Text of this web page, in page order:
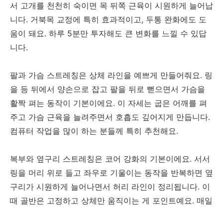
서 고개를 천천히 숙이면 목 뒤쪽 근육이 시원하게 늘어납
니다. 거북목 교정에 특히 효과적이고, 두통 완화에도 도
움이 돼요. 하루 5분만 투자해도 큰 변화를 느낄 수 있답
니다.
팔과 가슴 스트레칭은 상체 라인을 예쁘게 만들어줘요. 링
을 등 뒤에서 양손으로 잡고 팔을 뒤로 뻗으면서 가슴을
활짝 펴는 동작이 기본이에요. 이 자세는 굽은 어깨를 펴
주고 가슴 근육을 늘려주면서 호흡도 깊어지게 만듭니다.
컴퓨터 작업을 많이 하는 분들께 특히 추천해요.
복부와 옆구리 스트레칭은 코어 강화의 기본이에요. 서서
링을 머리 위로 들고 좌우로 기울이는 동작을 반복하면 옆
구리가 시원하게 늘어나면서 허리 라인이 정리됩니다. 이
때 골반은 고정하고 상체만 움직이는 게 포인트예요. 매일